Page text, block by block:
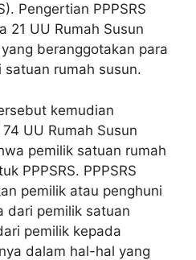
Pengertian PPPSRS
21 UU Rumah Susun
beranggotakan para
rumah susun.
kemudian
UU Rumah Susun
pemilik satuan rumah
PPPSRS. PPPSRS
pemilik atau penghuni
dari pemilik satuan
pemilik kepada
dalam hal-hal yang